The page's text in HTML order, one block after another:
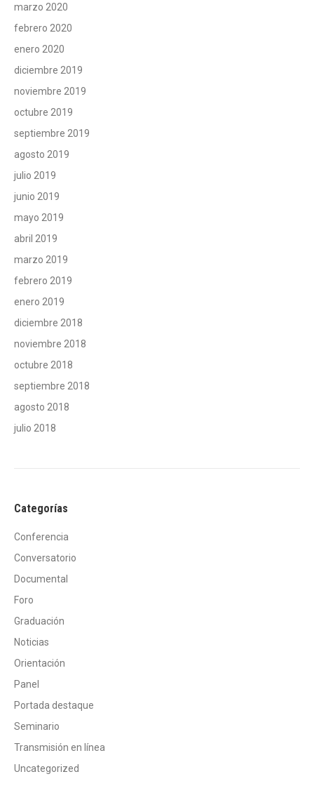
marzo 2020
febrero 2020
enero 2020
diciembre 2019
noviembre 2019
octubre 2019
septiembre 2019
agosto 2019
julio 2019
junio 2019
mayo 2019
abril 2019
marzo 2019
febrero 2019
enero 2019
diciembre 2018
noviembre 2018
octubre 2018
septiembre 2018
agosto 2018
julio 2018
Categorías
Conferencia
Conversatorio
Documental
Foro
Graduación
Noticias
Orientación
Panel
Portada destaque
Seminario
Transmisión en línea
Uncategorized